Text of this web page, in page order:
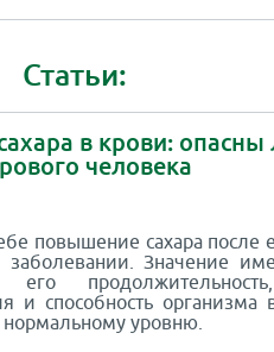
Статьи:
в крови: опасны
человека
повышение сахара после
заболевании. Значение
его
и способность организма
нормальному уровню.